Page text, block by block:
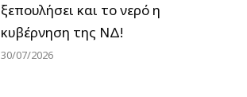
ξεπουλήσει και το νερό η
κυβέρνηση της ΝΔ!
30/07/2026